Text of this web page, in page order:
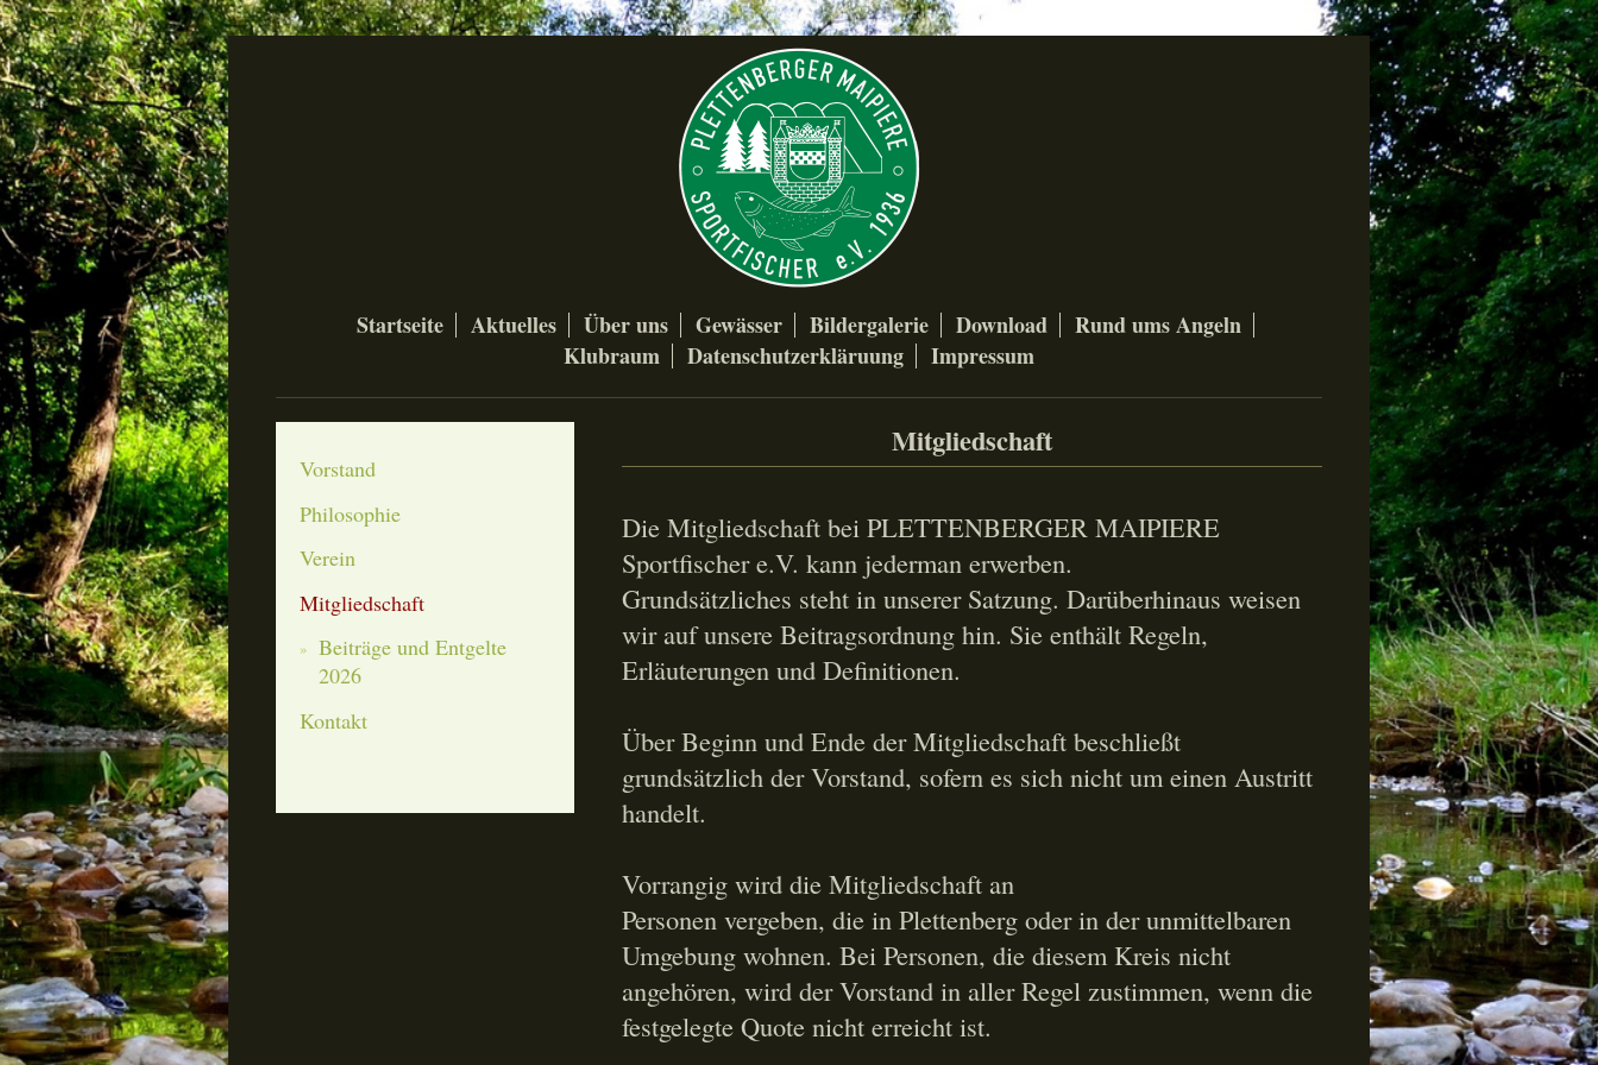
Startseite Aktuelles Über uns Gewässer Bildergalerie Download
Rund ums Angeln
Klubraum
Datenschutzerkläruung Impressum
Mitgliedschaft
Die Mitgliedschaft bei PLETTENBERGER MAIPIERE
Sportfischer e.V. kann jederman erwerben.
Grundsätzliches steht in unserer Satzung. Darüberhinaus weisen
wir auf unsere Beitragsordnung hin. Sie enthält Regeln,
Erläuterungen und Definitionen.
Über Beginn und Ende der Mitgliedschaft beschließt
grundsätzlich der Vorstand, sofern es sich nicht um einen Austritt
handelt.
Vorrangig wird die Mitgliedschaft an
Personen vergeben, die in Plettenberg oder in der unmittelbaren
Umgebung wohnen. Bei Personen, die diesem Kreis nicht
angehören, wird der Vorstand in aller Regel zustimmen, wenn die
festgelegte Quote nicht erreicht ist.
Vorstand
Philosophie
Verein
Mitgliedschaft
Beiträge und Entgelte
2026
Kontakt